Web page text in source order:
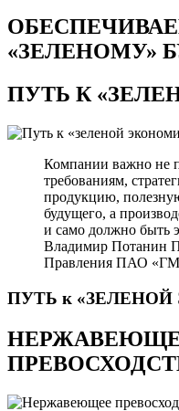
«ЗЕЛЕНОМУ»
ПУТЬ К
Компании важно не
требованиям,
продукцию,
будущего, а
и само должно быть
Владимир Потанин
Правления ПАО
ПУТЬ к «ЗЕЛЕНОЙ